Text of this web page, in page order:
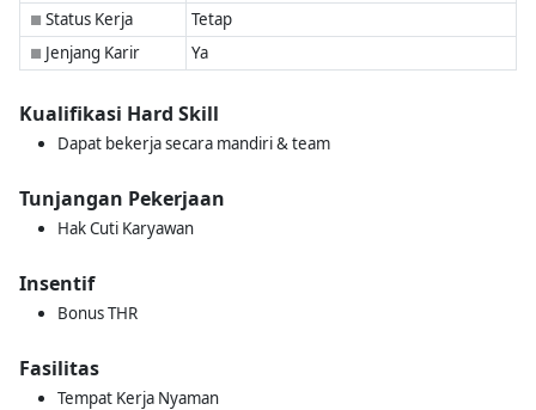
■ Status Kerja Tetap
■ Jenjang Karir Ya
Kualifikasi Hard Skill
Dapat bekerja secara mandiri & team
Tunjangan Pekerjaan
Hak Cuti Karyawan
Insentif
Bonus THR
Fasilitas
Tempat Kerja Nyaman